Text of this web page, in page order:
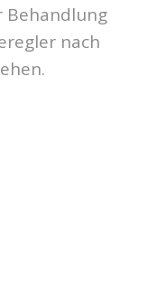
Behandlung
nach